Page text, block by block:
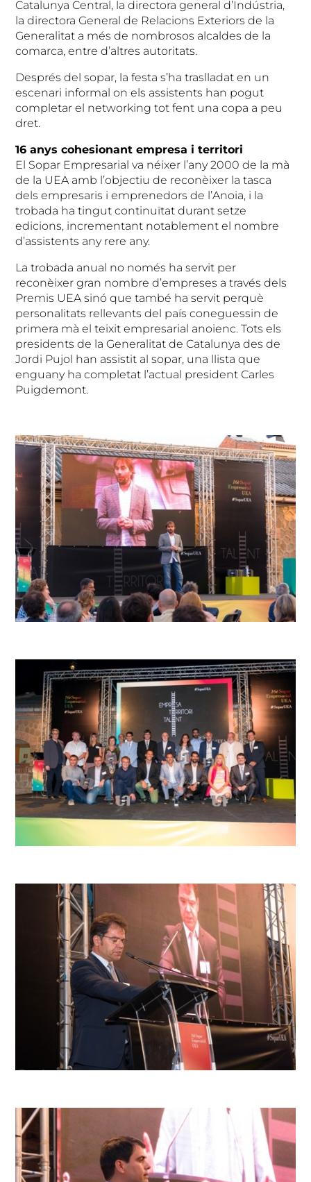
Catalunya Central, la directora general d’Indústria,
la directora General de Relacions Exteriors de la
Generalitat a més de nombrosos alcaldes de la
comarca, entre d’altres autoritats.
Després del sopar, la festa s’ha traslladat en un
escenari informal on els assistents han pogut
completar el networking tot fent una copa a peu
dret.
16 anys cohesionant empresa i territori
El Sopar Empresarial va néixer l’any 2000 de la mà
de la UEA amb l’objectiu de reconèixer la tasca
dels empresaris i emprenedors de l’Anoia, i la
trobada ha tingut continuïtat durant setze
edicions, incrementant notablement el nombre
d’assistents any rere any.
La trobada anual no només ha servit per
reconèixer gran nombre d’empreses a través dels
Premis UEA sinó que també ha servit perquè
personalitats rellevants del país coneguessin de
primera mà el teixit empresarial anoienc. Tots els
presidents de la Generalitat de Catalunya des de
Jordi Pujol han assistit al sopar, una llista que
enguany ha completat l’actual president Carles
Puigdemont.